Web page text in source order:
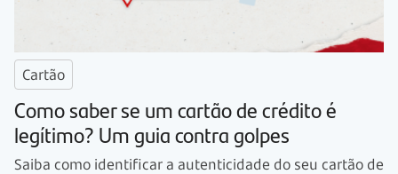
Cartão
Como saber se um cartão de crédito é
legítimo? Um guia contra golpes
Saiba como identificar a autenticidade do seu cartão de